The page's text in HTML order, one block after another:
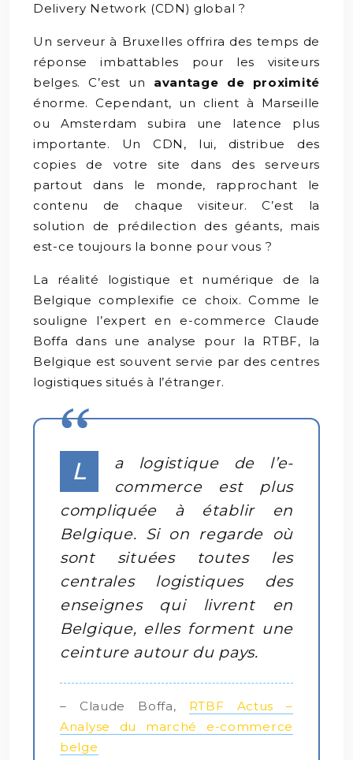
Delivery Network (CDN) global ?
Un serveur à Bruxelles offrira des temps de
réponse imbattables pour les visiteurs
belges. C’est un avantage de proximité
énorme. Cependant, un client à Marseille
ou Amsterdam subira une latence plus
importante. Un CDN, lui, distribue des
copies de votre site dans des serveurs
partout dans le monde, rapprochant le
contenu de chaque visiteur. C’est la
solution de prédilection des géants, mais
est-ce toujours la bonne pour vous ?
La réalité logistique et numérique de la
Belgique complexifie ce choix. Comme le
souligne l’expert en e-commerce Claude
Boffa dans une analyse pour la RTBF, la
Belgique est souvent servie par des centres
logistiques situés à l’étranger.
L
a logistique de l’e-
commerce est plus
compliquée à établir en
Belgique. Si on regarde où
sont situées toutes les
centrales logistiques des
enseignes qui livrent en
Belgique, elles forment une
ceinture autour du pays.
– Claude Boffa, RTBF Actus –
Analyse du marché e-commerce
belge